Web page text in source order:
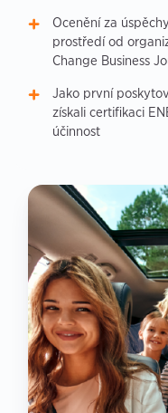
Ocenění za
prostředí od
Change Business
Jako první
získali certifikaci
účinnost